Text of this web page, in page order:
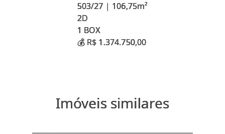
503/27 | 106,75m²
2D
1 BOX
Imóveis similares